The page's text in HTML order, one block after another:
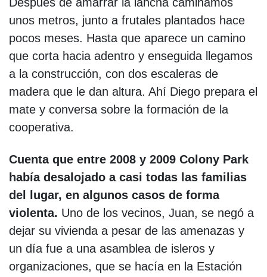
unos metros, junto a frutales plantados hace
pocos meses. Hasta que aparece un camino
que corta hacia adentro y enseguida llegamos
a la construcción, con dos escaleras de
madera que le dan altura. Ahí Diego prepara el
mate y conversa sobre la formación de la
cooperativa.
Cuenta que entre 2008 y 2009 Colony Park
había desalojado a casi todas las familias
del lugar, en algunos casos de forma
violenta. Uno de los vecinos, Juan, se negó a
dejar su vivienda a pesar de las amenazas y
un día fue a una asamblea de isleros y
organizaciones, que se hacía en la Estación